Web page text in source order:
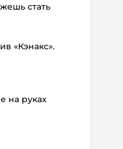
стать
«Кэнакс».
на руках